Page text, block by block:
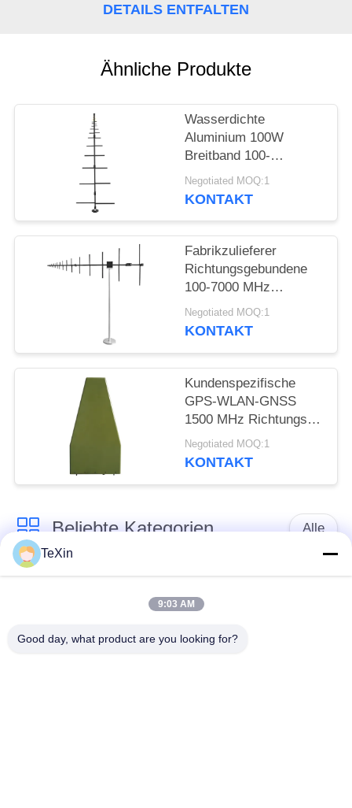
FORDERN
ZITAT
SITEMAP
PRIVACY
POLICY
DETAILS ENTFALTEN
Ähnliche Produkte
Wasserdichte
Aluminium 100W
Breitband 100-
1000MHz
Logarithmisch-
Negotiated MOQ:1
KONTAKT
Fabrikzulieferer
Richtungsgebundene
100-7000 MHz
Logarithmisch-
periodische Antenne
Negotiated MOQ:1
KONTAKT
Kundenspezifische
GPS-WLAN-GNSS
1500 MHz Richtungs-
Logperiodenantenne für
Anti-Drohnen-Jammer
Negotiated MOQ:1
KONTAKT
Beliebte Kategorien Alle
Drohnenstörsender-
Modul
FPV-Störmodul Rf-Endverstärker
TeXin
9:03 AM
Good day, what product are you looking for?